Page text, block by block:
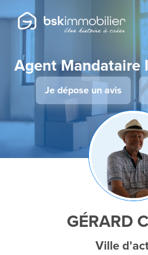
Agent Mandataire
Je dépose un avis
GÉRARD
Ville